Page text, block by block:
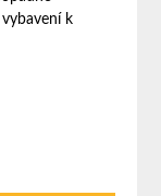
k